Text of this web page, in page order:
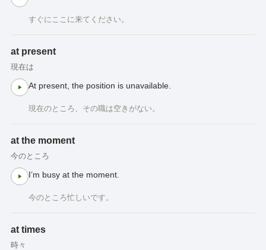
すぐにここに来てください。
at present
現在は
At present, the position is unavailable.
現在のところ、その職は空きがない。
at the moment
今のところ
I’m busy at the moment.
今のところ忙しいです。
at times
時々